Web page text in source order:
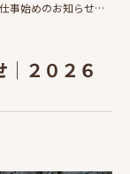
お知らせ｜２０２６年新年のご挨拶
２０２６